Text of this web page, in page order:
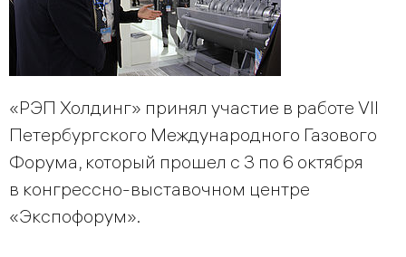
«РЭП Холдинг» принял участие в работе VII
Петербургского Международного Газового
Форума, который прошел с 3 по 6 октября
в конгрессно-выставочном центре
«Экспофорум».